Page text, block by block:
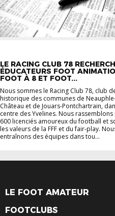
LE RACING CLUB 78
ÉDUCATEURS FOOT
FOOT À 8 ET FOOT...
Nous sommes le Racing Club 78, club
historique des communes de
Château et de Jouars-Pontchartrain,
centre des Yvelines. Nous
600 licenciés amoureux du football et
les valeurs de la FFF et du fair-play.
entraînons des équipes dans tou...
LE FOOT AMATEUR
FOOTCLUBS